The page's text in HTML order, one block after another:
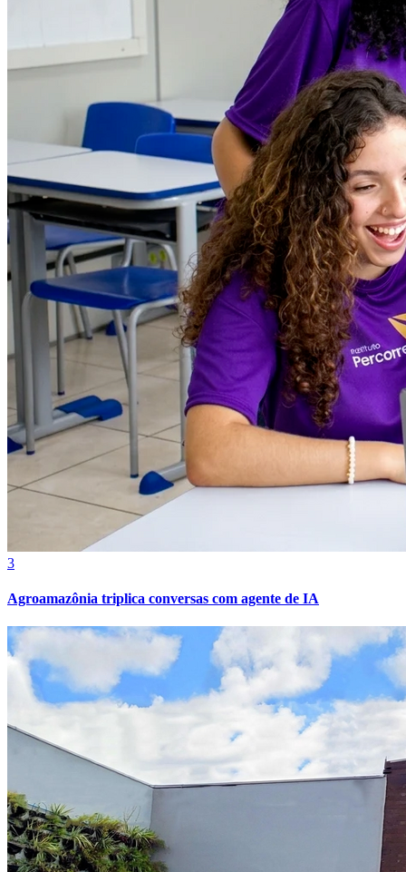
Atlético-MG
3
Agroamazônia triplica conversas com agente de IA